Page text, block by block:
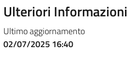
Ulteriori Informazioni
Ultimo aggiornamento
02/07/2025 16:40